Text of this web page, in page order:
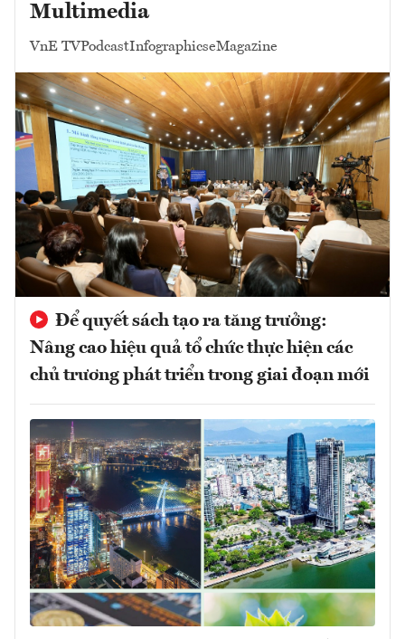
Multimedia
VnE TVPodcastInfographicseMagazine
Để quyết sách tạo ra tăng trưởng:
Nâng cao hiệu quả tổ chức thực hiện các
chủ trương phát triển trong giai đoạn mới